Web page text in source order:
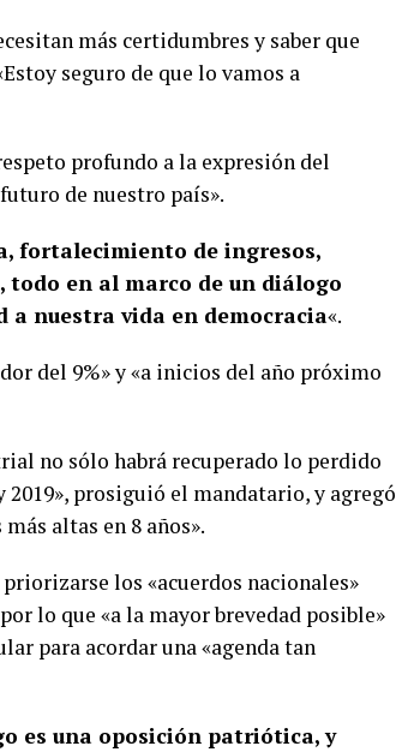
más certidumbres y saber que
seguro de que lo vamos a
profundo a la expresión del
de nuestro país».
fortalecimiento de ingresos,
todo en al marco de un diálogo
a nuestra vida en democracia«.
del 9%» y «a inicios del año próximo
no sólo habrá recuperado lo perdido
2019», prosiguió el mandatario, y agregó
altas en 8 años».
los «acuerdos nacionales»
lo que «a la mayor brevedad posible»
para acordar una «agenda tan
es una oposición patriótica, y